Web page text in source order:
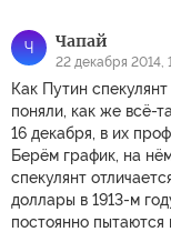
Ч Чапай
22 декабря 2014,
Как Путин
поняли, как же всё-
16 декабря, в их
Берём график, на
спекулянт
доллары в 1913-м
постоянно пытаются